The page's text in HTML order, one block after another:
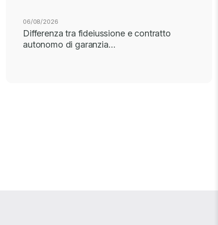
06/08/2026
Differenza tra fideiussione e contratto
autonomo di garanzia…